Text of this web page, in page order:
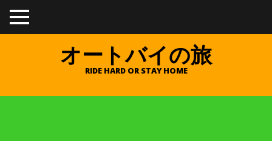
TO
GGL
オートバイの旅
RIDE HARD OR STAY HOME